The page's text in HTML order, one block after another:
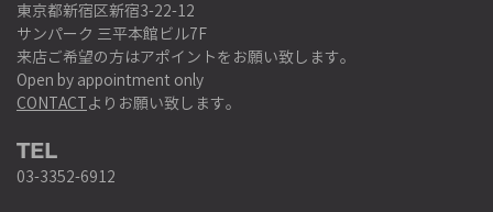
東京都新宿区新宿3-22-12
サンパーク 三平本館ビル7F
来店ご希望の方はアポイントをお願い致します。
Open by appointment only
CONTACTよりお願い致します。
TEL
03-3352-6912